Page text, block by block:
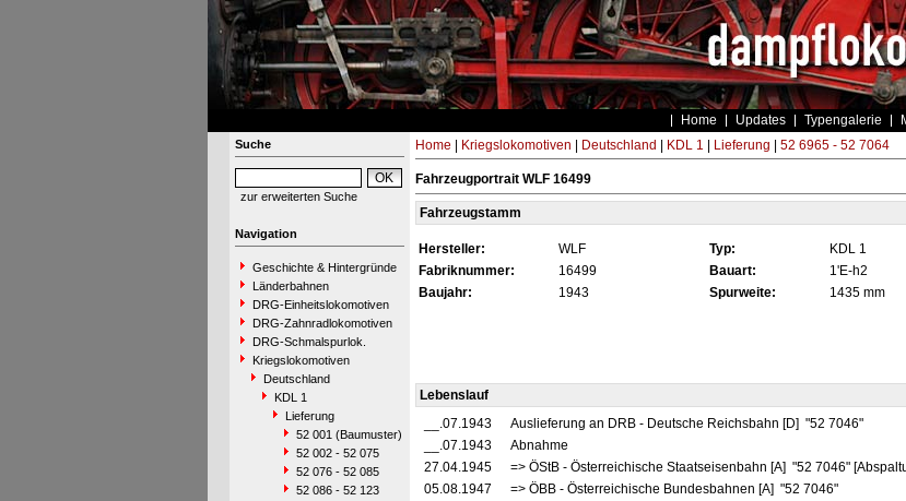
Home Updates Typengalerie
Suche
zur erweiterten Suche
Navigation
Geschichte & Hintergründe
Länderbahnen
DRG-Einheitslokomotiven
DRG-Zahnradlokomotiven
DRG-Schmalspurlok.
Kriegslokomotiven
Deutschland
KDL 1
Lieferung
52 001 (Baumuster)
52 002 - 52 075
52 076 - 52 085
52 086 - 52 123
Home Kriegslokomotiven Deutschland KDL 1 Lieferung 52 6965 - 52 7064
Fahrzeugportrait WLF 16499
Fahrzeugstamm
Hersteller: WLF Typ: KDL 1
Fabriknummer:
16499 Bauart: 1'E-h2
Baujahr:
1943 Spurweite: 1435 mm
Lebenslauf
__.07.1943
Auslieferung an DRB - Deutsche Reichsbahn [D] "52 7046"
__.07.1943
Abnahme
27.04.1945
=> ÖStB - Österreichische Staatseisenbahn [A] "52 7046"
05.08.1947
=> ÖBB - Österreichische Bundesbahnen [A] "52 7046"